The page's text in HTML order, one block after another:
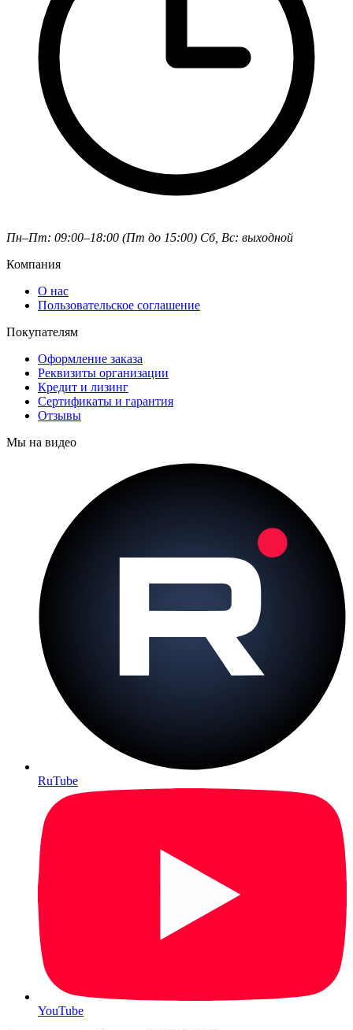
Пн–Пт: 09:00–18:00 (Пт до 15:00) Сб, Вс: выходной
Компания
О нас
Пользовательское соглашение
Покупателям
Оформление заказа
Реквизиты организации
Кредит и лизинг
Сертификаты и гарантия
Отзывы
Мы на видео
RuTube
YouTube